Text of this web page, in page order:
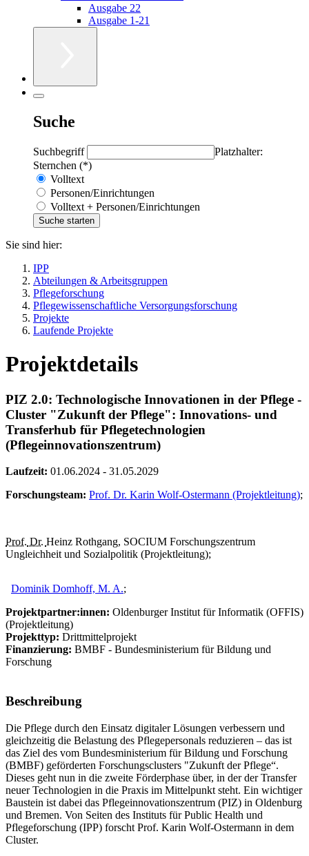
Ausgabe 22
Ausgabe 1-21
Suche
Suchbegriff
Platzhalter:
Sternchen (*)
Volltext
Personen/Einrichtungen
Volltext + Personen/Einrichtungen
Sie sind hier:
IPP
Abteilungen & Arbeitsgruppen
Pflegeforschung
Pflegewissenschaftliche Versorgungsforschung
Projekte
Laufende Projekte
Projektdetails
PIZ 2.0: Technologische Innovationen in der Pflege -
Cluster "Zukunft der Pflege": Innovations- und
Transferhub für Pflegetechnologien
(Pflegeinnovationszentrum)
Laufzeit: 01.06.2024 - 31.05.2029
Forschungsteam: Prof. Dr. Karin Wolf-Ostermann (Projektleitung);
Prof. Dr. Heinz Rothgang, SOCIUM Forschungszentrum
Ungleichheit und Sozialpolitik (Projektleitung);
Dominik Domhoff, M. A.;
Projektpartner:innen: Oldenburger Institut für Informatik (OFFIS)
(Projektleitung)
Projekttyp: Drittmittelprojekt
Finanzierung: BMBF - Bundesministerium für Bildung und
Forschung
Beschreibung
Die Pflege durch den Einsatz digitaler Lösungen verbessern und
gleichzeitig die Belastung des Pflegepersonals reduzieren – das ist
das Ziel des vom Bundesministerium für Bildung und Forschung
(BMBF) geförderten Forschungsclusters "Zukunft der Pflege“.
Dieses geht nun in die zweite Förderphase über, in der der Transfer
neuer Technologien in die Praxis im Mittelpunkt steht. Ein wichtiger
Baustein ist dabei das Pflegeinnovationszentrum (PIZ) in Oldenburg
und Bremen. Von Seiten des Instituts für Public Health und
Pflegeforschung (IPP) forscht Prof. Karin Wolf-Ostermann in dem
Cluster.